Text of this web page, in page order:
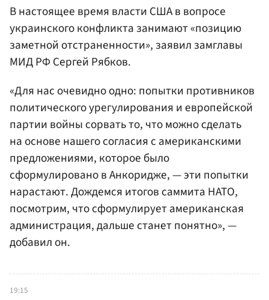
В настоящее время власти США в вопросе
украинского конфликта занимают «позицию
заметной отстраненности», заявил замглавы
МИД РФ Сергей Рябков.
«Для нас очевидно одно: попытки противников
политического урегулирования и европейской
партии войны сорвать то, что можно сделать
на основе нашего согласия с американскими
предложениями, которое было
сформулировано в Анкоридже, — эти попытки
нарастают. Дождемся итогов саммита НАТО,
посмотрим, что сформулирует американская
администрация, дальше станет понятно», —
добавил он.
19:15